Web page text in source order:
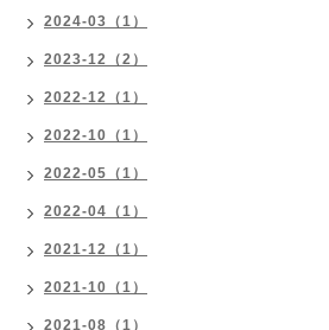
2024-03（1）
2023-12（2）
2022-12（1）
2022-10（1）
2022-05（1）
2022-04（1）
2021-12（1）
2021-10（1）
2021-08（1）